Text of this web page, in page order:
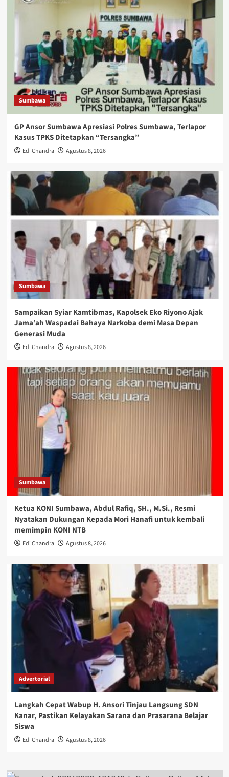
Sumbawa
GP Ansor Sumbawa Apresiasi Polres Sumbawa, Terlapor
Kasus TPKS Ditetapkan “Tersangka”
Edi Chandra Agustus 8, 2026
Sumbawa
Sampaikan Syiar Kamtibmas, Kapolsek Eko Riyono Ajak
Jama’ah Waspadai Bahaya Narkoba demi Masa Depan
Generasi Muda
Edi Chandra Agustus 8, 2026
Sumbawa
Ketua KONI Sumbawa, Abdul Rafiq, SH., M.Si., Resmi
Nyatakan Dukungan Kepada Mori Hanafi untuk kembali
memimpin KONI NTB
Edi Chandra Agustus 8, 2026
Advertorial
Langkah Cepat Wabup H. Ansori Tinjau Langsung SDN
Kanar, Pastikan Kelayakan Sarana dan Prasarana Belajar
Siswa
Edi Chandra Agustus 8, 2026